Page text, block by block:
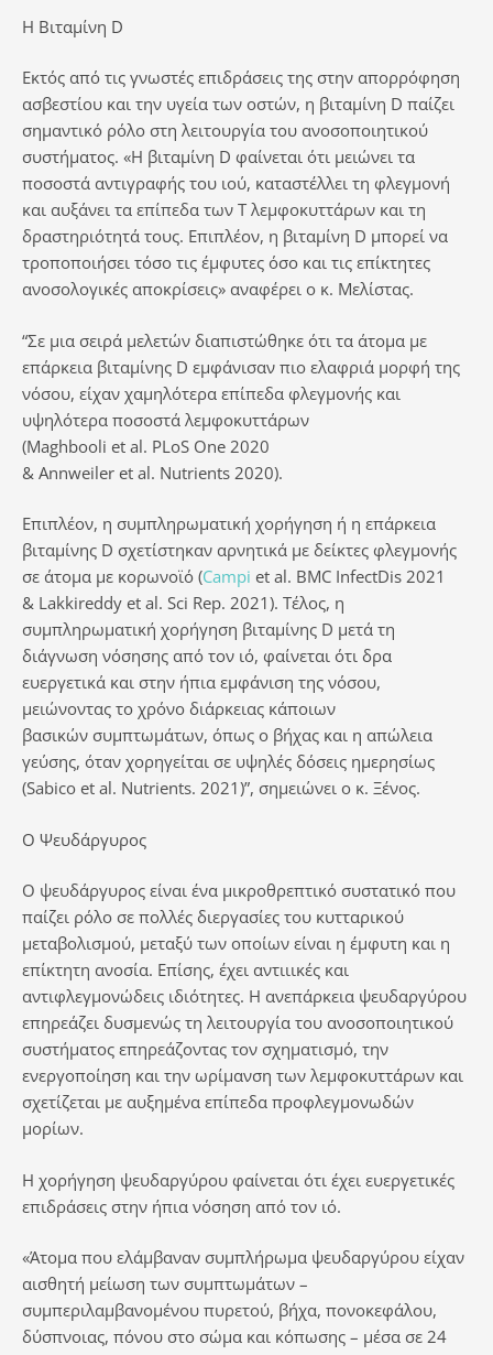
Η Βιταμίνη D
Εκτός από τις γνωστές επιδράσεις της στην απορρόφηση
ασβεστίου και την υγεία των οστών, η βιταμίνη D παίζει
σημαντικό ρόλο στη λειτουργία του ανοσοποιητικού
συστήματος. «Η βιταμίνη D φαίνεται ότι μειώνει τα
ποσοστά αντιγραφής του ιού, καταστέλλει τη φλεγμονή
και αυξάνει τα επίπεδα των Τ λεμφοκυττάρων και τη
δραστηριότητά τους. Επιπλέον, η βιταμίνη D μπορεί να
τροποποιήσει τόσο τις έμφυτες όσο και τις επίκτητες
ανοσολογικές αποκρίσεις» αναφέρει ο κ. Μελίστας.
“Σε μια σειρά μελετών διαπιστώθηκε ότι τα άτομα με
επάρκεια βιταμίνης D εμφάνισαν πιο ελαφριά μορφή της
νόσου, είχαν χαμηλότερα επίπεδα φλεγμονής και
υψηλότερα ποσοστά λεμφοκυττάρων
(Maghbooli et al. PLoS One 2020
& Annweiler et al. Nutrients 2020).
Επιπλέον, η συμπληρωματική χορήγηση ή η επάρκεια
βιταμίνης D σχετίστηκαν αρνητικά με δείκτες φλεγμονής
σε άτομα με κορωνοϊό (Campi et al. BMC InfectDis 2021
& Lakkireddy et al. Sci Rep. 2021). Τέλος, η
συμπληρωματική χορήγηση βιταμίνης D μετά τη
διάγνωση νόσησης από τον ιό, φαίνεται ότι δρα
ευεργετικά και στην ήπια εμφάνιση της νόσου,
μειώνοντας το χρόνο διάρκειας κάποιων
βασικών συμπτωμάτων, όπως ο βήχας και η απώλεια
γεύσης, όταν χορηγείται σε υψηλές δόσεις ημερησίως
(Sabico et al. Nutrients. 2021)”, σημειώνει ο κ. Ξένος.
O Ψευδάργυρος
Ο ψευδάργυρος είναι ένα μικροθρεπτικό συστατικό που
παίζει ρόλο σε πολλές διεργασίες του κυτταρικού
μεταβολισμού, μεταξύ των οποίων είναι η έμφυτη και η
επίκτητη ανοσία. Επίσης, έχει αντιιικές και
αντιφλεγμονώδεις ιδιότητες. Η ανεπάρκεια ψευδαργύρου
επηρεάζει δυσμενώς τη λειτουργία του ανοσοποιητικού
συστήματος επηρεάζοντας τον σχηματισμό, την
ενεργοποίηση και την ωρίμανση των λεμφοκυττάρων και
σχετίζεται με αυξημένα επίπεδα προφλεγμονωδών
μορίων.
H χορήγηση ψευδαργύρου φαίνεται ότι έχει ευεργετικές
επιδράσεις στην ήπια νόσηση από τον ιό.
«Άτομα που ελάμβαναν συμπλήρωμα ψευδαργύρου είχαν
αισθητή μείωση των συμπτωμάτων –
συμπεριλαμβανομένου πυρετού, βήχα, πονοκεφάλου,
δύσπνοιας, πόνου στο σώμα και κόπωσης – μέσα σε 24